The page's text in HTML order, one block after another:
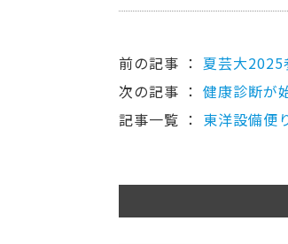
前の記事 ： 夏芸大
次の記事 ：健康診断が
記事一覧 ： 東洋設備便